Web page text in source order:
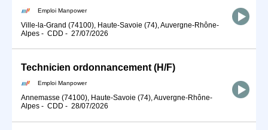
Emploi Manpower
Ville-la-Grand (74100), Haute-Savoie (74), Auvergne-Rhône-
Alpes - CDD - 27/07/2026
Technicien ordonnancement (H/F)
Emploi Manpower
Annemasse (74100), Haute-Savoie (74), Auvergne-Rhône-
Alpes - CDD - 28/07/2026